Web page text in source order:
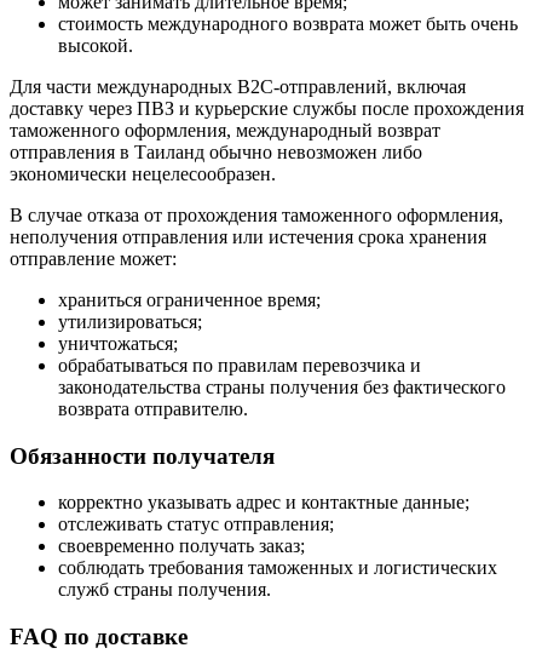
стоимость международного возврата может быть очень
высокой.
Для части международных B2C-отправлений, включая
доставку через ПВЗ и курьерские службы после прохождения
таможенного оформления, международный возврат
отправления в Таиланд обычно невозможен либо
экономически нецелесообразен.
В случае отказа от прохождения таможенного оформления,
неполучения отправления или истечения срока хранения
отправление может:
храниться ограниченное время;
утилизироваться;
уничтожаться;
обрабатываться по правилам перевозчика и
законодательства страны получения без фактического
возврата отправителю.
Обязанности получателя
корректно указывать адрес и контактные данные;
отслеживать статус отправления;
своевременно получать заказ;
соблюдать требования таможенных и логистических
служб страны получения.
FAQ по доставке